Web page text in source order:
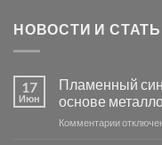
НОВОСТИ И
17
Июн
Пламенный
основе
Комментариик